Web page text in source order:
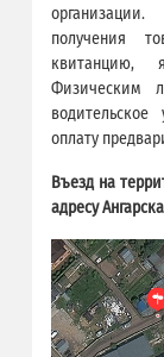
получения
квитанцию,
Физическим
водительское
оплату
Въезд на
адресу